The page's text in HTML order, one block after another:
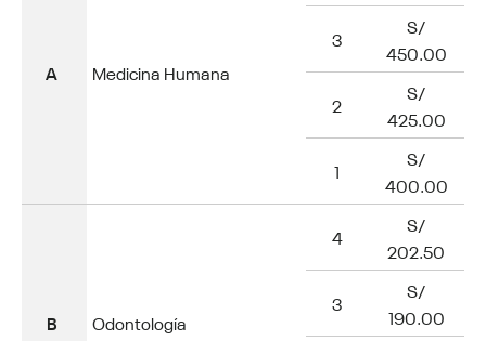
A Medicina Humana
3
S/
450.00
2
S/
425.00
1
S/
400.00
B Odontología
4
S/
202.50
3
S/
190.00